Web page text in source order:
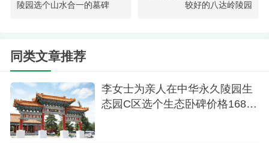
他和来选墓客服沟通，最后定在了中华永久陵园。
陵园选个山水合一的墓碑
较好的八达岭陵园
同类文章推荐
李女士为亲人在中华永久陵园生
态园C区选个生态卧碑价格16800